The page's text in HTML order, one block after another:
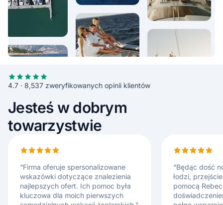
4.7 · 8,537 zweryfikowanych opinii klientów
Jesteś w dobrym
towarzystwie
“Firma oferuje spersonalizowane
wskazówki dotyczące znalezienia
najlepszych ofert. Ich pomoc była
kluczowa dla moich pierwszych
“Będąc dość
łodzi,
pomocą